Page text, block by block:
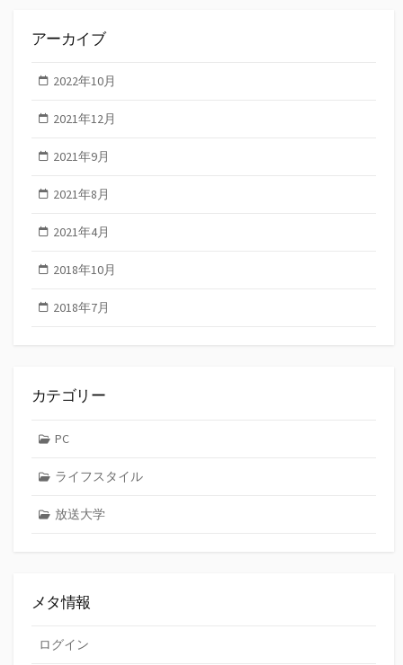
アーカイブ
2022年10月
2021年12月
2021年9月
2021年8月
2021年4月
2018年10月
2018年7月
カテゴリー
PC
ライフスタイル
放送大学
メタ情報
ログイン